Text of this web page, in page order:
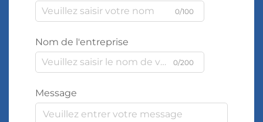
0/100
Nom de l'entreprise
0/200
Message